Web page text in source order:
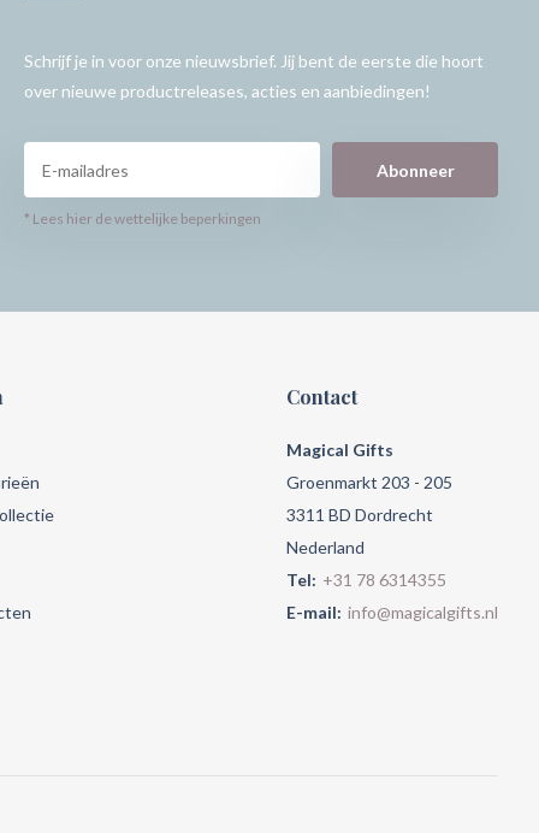
Schrijf je in voor onze nieuwsbrief. Jij bent de eerste die hoort
over nieuwe productreleases, acties en aanbiedingen!
Abonneer
* Lees hier de wettelijke beperkingen
Contact
Magical Gifts
Groenmarkt 203 - 205
3311 BD Dordrecht
Nederland
Tel: +31 78 6314355
E-mail: info@magicalgifts.nl